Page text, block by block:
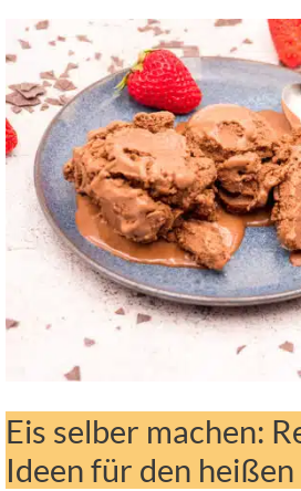
Eis selber machen:
Ideen für den